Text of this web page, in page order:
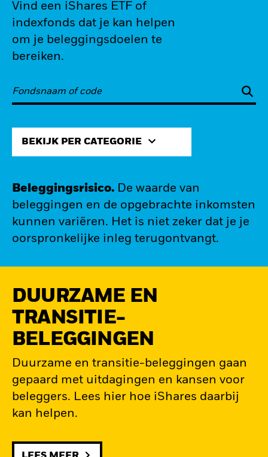
Vind een iShares ETF of
indexfonds dat je kan helpen
om je beleggingsdoelen te
bereiken.
BEKIJK PER CATEGORIE
Beleggingsrisico. De waarde van
beleggingen en de opgebrachte inkomsten
kunnen variëren. Het is niet zeker dat je je
oorspronkelijke inleg terugontvangt.
DUURZAME EN
TRANSITIE-
BELEGGINGEN
Duurzame en transitie-beleggingen gaan
gepaard met uitdagingen en kansen voor
beleggers. Lees hier hoe iShares daarbij
kan helpen.